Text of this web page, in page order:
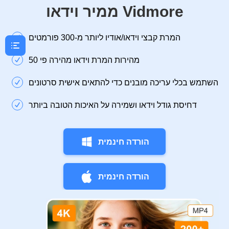
ממיר וידאו Vidmore
המרת קבצי וידאו/אודיו ליותר מ-300 פורמטים
מהירות המרת וידאו מהירה פי 50
השתמש בכלי עריכה מובנים כדי להתאים אישית סרטונים
דחיסת גודל וידאו ושמירה על האיכות הטובה ביותר
הורדה חינמית
הורדה חינמית